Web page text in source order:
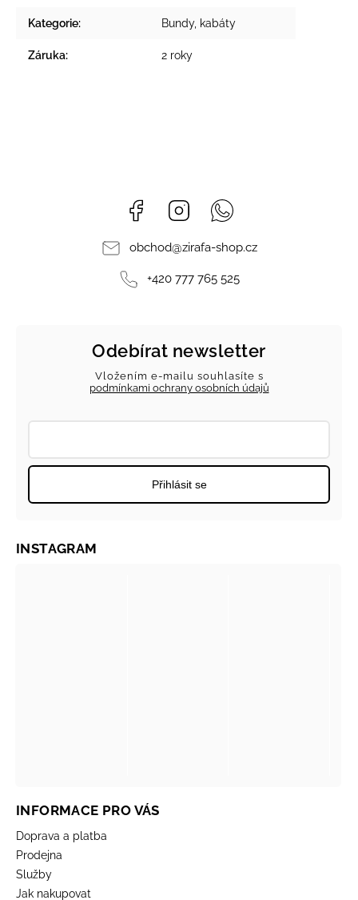
Kategorie: Bundy, kabáty
Záruka: 2 roky
Facebook Instagram
obchod@zirafa-shop.cz
+420 777 765 525
Odebírat newsletter
Vložením e-mailu souhlasíte s
podmínkami ochrany osobních údajů
Přihlásit se
INFORMACE PRO VÁS
Doprava a platba
Prodejna
Služby
Jak nakupovat
INSTAGRAM